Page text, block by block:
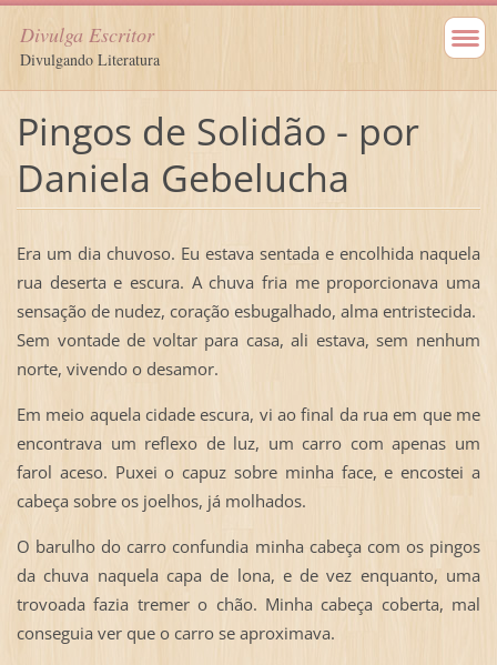
Divulga Escritor
Divulgando Literatura
Pingos de Solidão - por
Daniela Gebelucha
Era um dia chuvoso. Eu estava sentada e encolhida naquela
rua deserta e escura. A chuva fria me proporcionava uma
sensação de nudez, coração esbugalhado, alma entristecida.
Sem vontade de voltar para casa, ali estava, sem nenhum
norte, vivendo o desamor.
Em meio aquela cidade escura, vi ao final da rua em que me
encontrava um reflexo de luz, um carro com apenas um
farol aceso. Puxei o capuz sobre minha face, e encostei a
cabeça sobre os joelhos, já molhados.
O barulho do carro confundia minha cabeça com os pingos
da chuva naquela capa de lona, e de vez enquanto, uma
trovoada fazia tremer o chão. Minha cabeça coberta, mal
conseguia ver que o carro se aproximava.